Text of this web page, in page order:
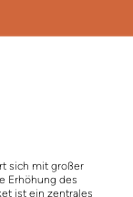
sich mit großer
Erhöhung des
ist ein zentrales